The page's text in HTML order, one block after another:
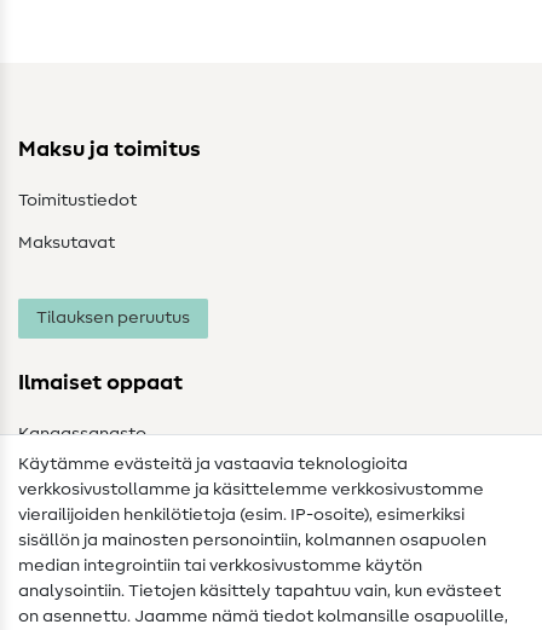
Maksu ja toimitus
Toimitustiedot
Maksutavat
Tilauksen peruutus
Ilmaiset oppaat
Kangassanasto
Ompelusanasto
Ompeluohjeet
Apua ja yhteystiedot
Yhteystiedot
Käytämme evästeitä ja vastaavia teknologioita
verkkosivustollamme ja käsittelemme verkkosivustomme
vierailijoiden henkilötietoja (esim. IP-osoite), esimerkiksi
sisällön ja mainosten personointiin, kolmannen osapuolen
median integrointiin tai verkkosivustomme käytön
analysointiin. Tietojen käsittely tapahtuu vain, kun evästeet
on asennettu. Jaamme nämä tiedot kolmansille osapuolille,